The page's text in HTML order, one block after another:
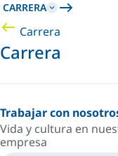
CARRERA
Carrera
Carrera
Trabajar con
Vida y cultura en
empresa